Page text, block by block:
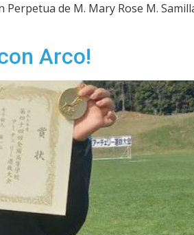
de M. Mary Rose M.
Arco!